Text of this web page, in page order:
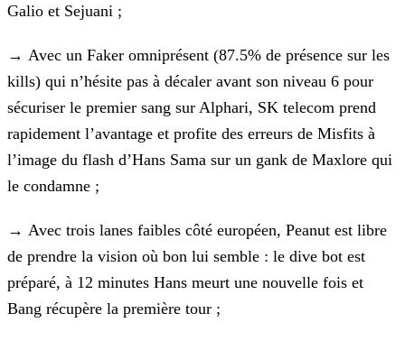
Galio et Sejuani ;
→ Avec un Faker omniprésent (87.5% de présence sur les
kills) qui n’hésite pas à décaler avant son niveau 6 pour
sécuriser le premier sang sur Alphari, SK telecom prend
rapidement l’avantage et profite des erreurs de Misfits à
l’image du flash d’Hans Sama sur un gank de Maxlore qui
le condamne ;
→ Avec trois lanes faibles côté européen, Peanut est libre
de prendre la vision où bon lui semble : le dive bot est
préparé, à 12 minutes Hans meurt une nouvelle fois et
Bang récupère la première tour ;